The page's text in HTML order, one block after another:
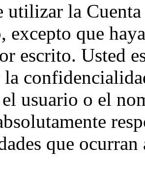
utilizar la
excepto que
escrito. Usted
la
usuario o el
que